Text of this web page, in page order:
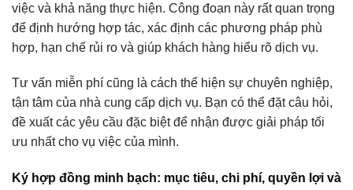
việc và khả năng thực hiện. Công đoạn này rất quan trọng
để định hướng hợp tác, xác định các phương pháp phù
hợp, hạn chế rủi ro và giúp khách hàng hiểu rõ dịch vụ.
Tư vấn miễn phí cũng là cách thể hiện sự chuyên nghiệp,
tận tâm của nhà cung cấp dịch vụ. Bạn có thể đặt câu hỏi,
đề xuất các yêu cầu đặc biệt để nhận được giải pháp tối
ưu nhất cho vụ việc của mình.
Ký hợp đồng minh bạch: mục tiêu, chi phí, quyền lợi và